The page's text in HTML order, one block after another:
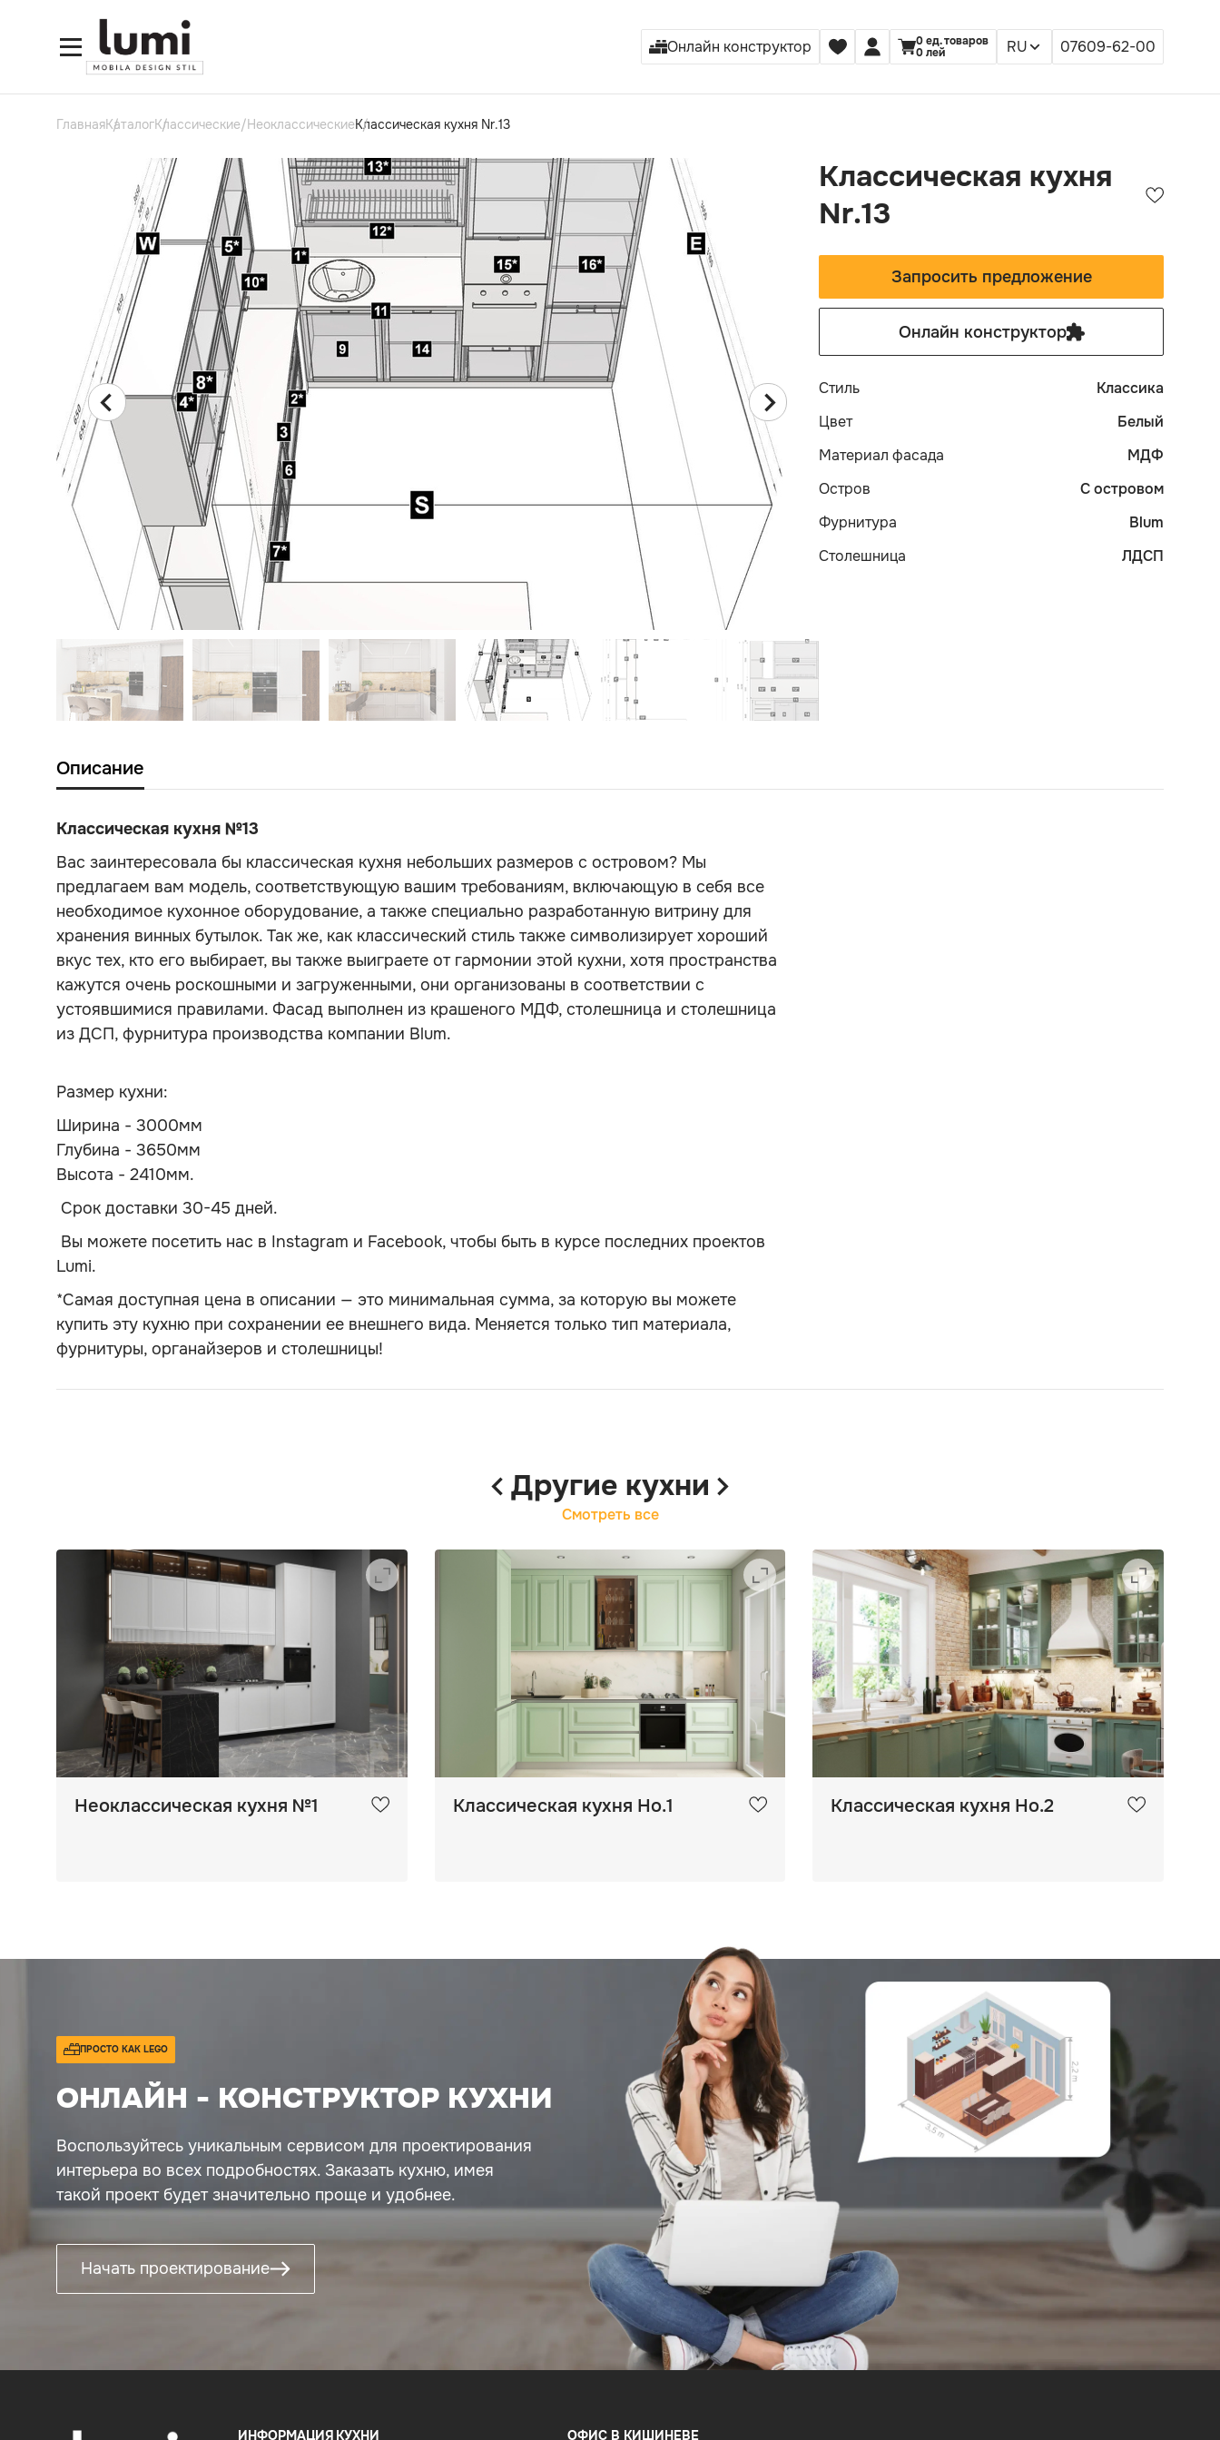
Онлайн конструктор 0ед. товаров
0 лей
RU 07609-62-00
ГлавнаяКаталогКлассические/НеоклассическиеКлассическая кухня Nr.13
Классическая кухня
Nr.13
Запросить предложение
Онлайн конструктор
Стиль
Классика
Цвет
Белый
Материал фасада
МДФ
Остров
С островом
Фурнитура
Blum
Столешница
ЛДСП
Описание
Классическая кухня №13
Вас заинтересовала бы классическая кухня небольших размеров с островом? Мы
предлагаем вам модель, соответствующую вашим требованиям, включающую в себя все
необходимое кухонное оборудование, а также специально разработанную витрину для
хранения винных бутылок. Так же, как классический стиль также символизирует хороший
вкус тех, кто его выбирает, вы также выиграете от гармонии этой кухни, хотя пространства
кажутся очень роскошными и загруженными, они организованы в соответствии с
устоявшимися правилами. Фасад выполнен из крашеного МДФ, столешница и столешница
из ДСП, фурнитура производства компании Blum.
Размер кухни:
Ширина - 3000мм
Глубина - 3650мм
Высота - 2410мм.
Срок доставки 30-45 дней.
Вы можете посетить нас в Instagram и Facebook, чтобы быть в курсе последних проектов
Lumi.
*Самая доступная цена в описании — это минимальная сумма, за которую вы можете
купить эту кухню при сохранении ее внешнего вида. Меняется только тип материала,
фурнитуры, органайзеров и столешницы!
Другие кухни
Смотреть все
Неоклассическая кухня №1 Классическая кухня Но.1 Классическая кухня Но.2
ПРОСТО КАК LEGO
ОНЛАЙН - КОНСТРУКТОР КУХНИ
Воспользуйтесь уникальным сервисом для проектирования
интерьера во всех подробностях. Заказать кухню, имея
такой проект будет значительно проще и удобнее.
Начать проектирование
ИНФОРМАЦИЯ КУХНИ ОФИС В КИШИНЕВЕ